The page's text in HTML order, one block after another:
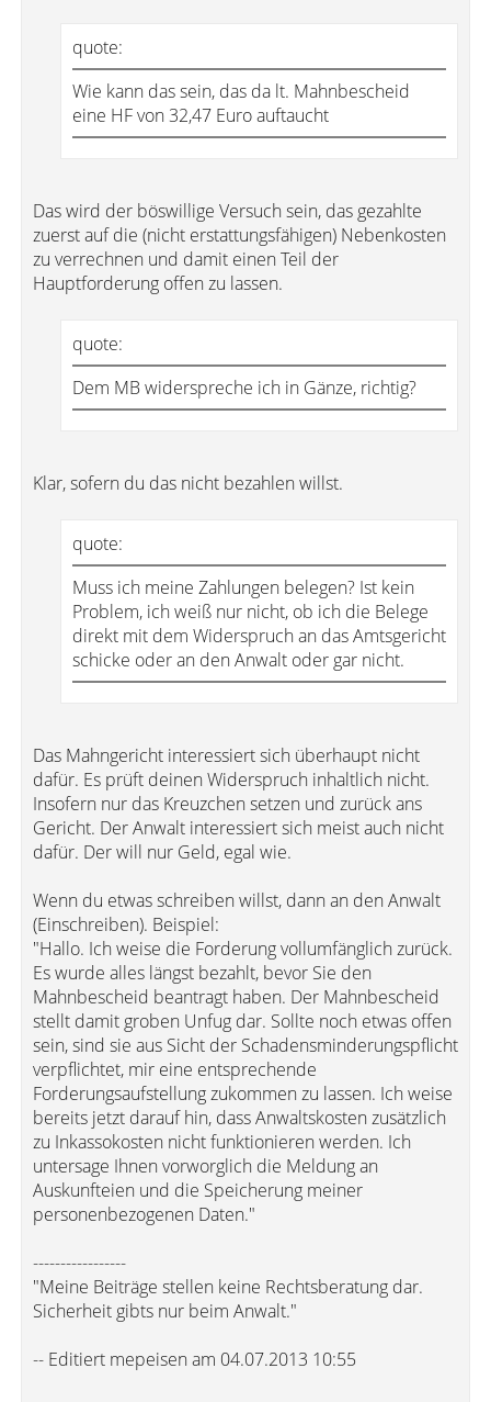
quote:
Wie kann das sein, das da lt. Mahnbescheid
eine HF von 32,47 Euro auftaucht
Das wird der böswillige Versuch sein, das gezahlte
zuerst auf die (nicht erstattungsfähigen) Nebenkosten
zu verrechnen und damit einen Teil der
Hauptforderung offen zu lassen.
quote:
Dem MB widerspreche ich in Gänze, richtig?
Klar, sofern du das nicht bezahlen willst.
quote:
Muss ich meine Zahlungen belegen? Ist kein
Problem, ich weiß nur nicht, ob ich die Belege
direkt mit dem Widerspruch an das Amtsgericht
schicke oder an den Anwalt oder gar nicht.
Das Mahngericht interessiert sich überhaupt nicht
dafür. Es prüft deinen Widerspruch inhaltlich nicht.
Insofern nur das Kreuzchen setzen und zurück ans
Gericht. Der Anwalt interessiert sich meist auch nicht
dafür. Der will nur Geld, egal wie.
Wenn du etwas schreiben willst, dann an den Anwalt
(Einschreiben). Beispiel:
"Hallo. Ich weise die Forderung vollumfänglich zurück.
Es wurde alles längst bezahlt, bevor Sie den
Mahnbescheid beantragt haben. Der Mahnbescheid
stellt damit groben Unfug dar. Sollte noch etwas offen
sein, sind sie aus Sicht der Schadensminderungspflicht
verpflichtet, mir eine entsprechende
Forderungsaufstellung zukommen zu lassen. Ich weise
bereits jetzt darauf hin, dass Anwaltskosten zusätzlich
zu Inkassokosten nicht funktionieren werden. Ich
untersage Ihnen vorworglich die Meldung an
Auskunfteien und die Speicherung meiner
personenbezogenen Daten."
-----------------
"Meine Beiträge stellen keine Rechtsberatung dar.
Sicherheit gibts nur beim Anwalt."
-- Editiert mepeisen am 04.07.2013 10:55